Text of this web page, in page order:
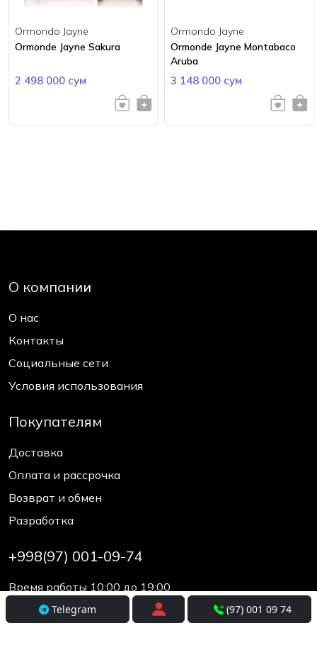
Ormondo Jayne
Ormonde Jayne Sakura
2 498 000 сум
Ormondo Jayne
Ormonde Jayne Montabaco
Aruba
3 148 000 сум
О компании
О нас
Контакты
Социальные сети
Условия использования
Покупателям
Доставка
Оплата и рассрочка
Возврат и обмен
Разработка
+998(97) 001-09-74
Время работы 10:00 до 19:00
Telegram (97) 001 09 74